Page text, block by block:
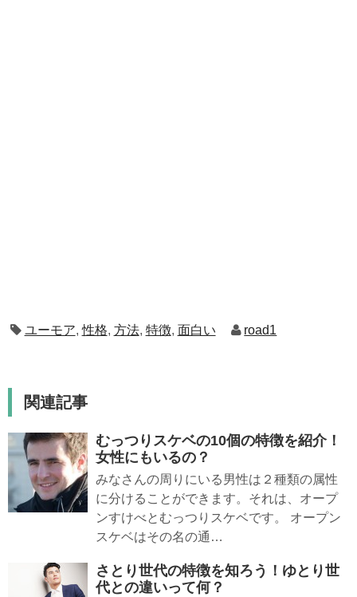
ユーモア,性格, 方法, 特徴, 面白い road1
関連記事
むっつりスケベの10個の特徴を紹介！
女性にもいるの？
みなさんの周りにいる男性は２種類の属性
に分けることができます。それは、オープ
ンすけべとむっつりスケベです。 オープン
スケベはその名の通…
さとり世代の特徴を知ろう！ゆとり世
代との違いって何？